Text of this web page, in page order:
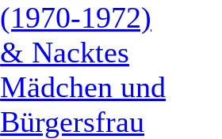
(1970-1972)
& Nacktes
Mädchen und
Bürgersfrau